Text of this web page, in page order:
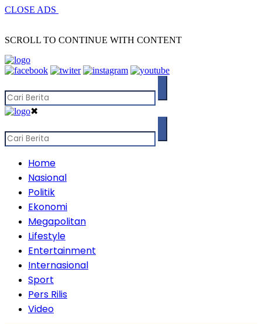
CLOSE ADS
SCROLL TO CONTINUE WITH CONTENT
✖
Home
Nasional
Politik
Ekonomi
Megapolitan
Lifestyle
Entertainment
Internasional
Sport
Pers Rilis
Video